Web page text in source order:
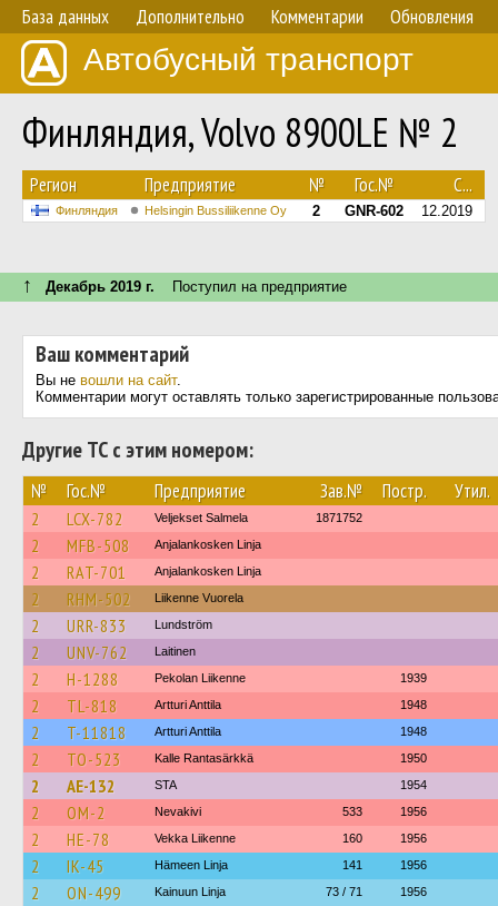
База данных Дополнительно Комментарии Обновления
Автобусный транспорт
Финляндия, Volvo 8900LE № 2
Регион Предприятие № Гос.№ С...
Финляндия Helsingin Bussiliikenne Oy 2 GNR-602 12.2019
↑ Декабрь 2019 г. Поступил на предприятие
Ваш комментарий
Вы не вошли на сайт.
Комментарии могут оставлять только зарегистрированные
Другие ТС с этим номером:
№ Гос.№ Предприятие Зав.№ Постр. Утил.
2 LCX-782 Veljekset Salmela 1871752
2 MFB-508 Anjalankosken Linja
2 RAT-701 Anjalankosken Linja
2 RHM-502 Liikenne Vuorela
2 URR-833 Lundström
2 UNV-762 Laitinen
2 H-1288 Pekolan Liikenne 1939
2 TL-818 Artturi Anttila 1948
2 T-11818 Artturi Anttila 1948
2 TO-523 Kalle Rantasärkkä 1950
2 AE-132 STA 1954
2 OM-2 Nevakivi 533 1956
2 HE-78 Vekka Liikenne 160 1956
2 IK-45 Hämeen Linja 141 1956
2 ON-499 Kainuun Linja 73 / 71 1956